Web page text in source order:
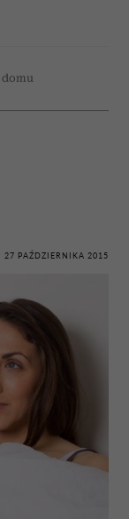
domu
27 PAŹDZIERNIKA 2015